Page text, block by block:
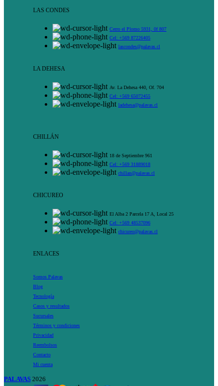
LAS CONDES
Cerro el Plomo 5931, 0f 807
Cel: +569 87226405
lascondes@palavas.cl
LA DEHESA
Av. La Dehesa 440, Of. 704
Cel: +569 65072455
ladehesa@palavas.cl
CHILLÁN
18 de Septiembre 961
Cel: +569 31889018
chillan@palavas.cl
CHICUREO
El Alba 2 Parcela 17 A, Local 25
Cel: +569 48537096
chicureo@palavas.cl
ENLACES
Somos Palavas
Blog
Tecnología
Casos y resultados
Sucursales
Términos y condiciones
Privacidad
Reembolsos
Contacto
Mi cuenta
PALAVAS 2026